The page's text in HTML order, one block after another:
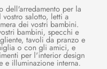
dell'arredamento per la
salotto, letti a
dei vostri bambini.
bambini, specchi e
tavoli da pranzo e
o con gli amici, e
per l'interior design
e illuminazione interna.